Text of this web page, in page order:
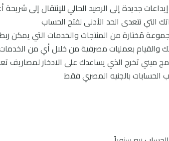
جديدة إلى الرصيد الحالي للإنتقال إلى شريحة
التي تتعدى الحد الأدنى لفتح الحساب
مُختارة من المنتجات والخدمات التي يمكن
والقيام بعمليات مصرفية من خلال أي من الخدمات
الحسابات بالجنيه المصري فقط